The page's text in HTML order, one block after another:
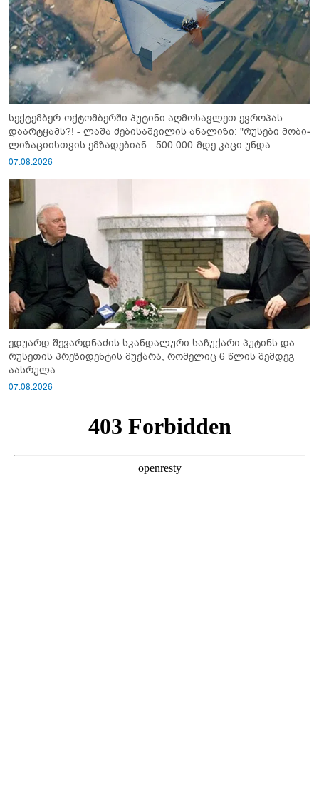
სექტემბერ-ოქტომბერში პუტინი აღმოსავლეთ ევროპას
დაარტყამს?! - ლაშა ძებისაშვილის ანალიზი: "რუსები მობი­
ლიზაციისთვის ემზადებიან - 500 000-მდე კაცი უნდა
გაიწვიონ ომში"
07.08.2026
ედუარდ შევარდნაძის სკანდალური საჩუქარი პუტინს და
რუსეთის პრეზიდენტის მუქარა, რომელიც 6 წლის შემდეგ
აასრულა
07.08.2026